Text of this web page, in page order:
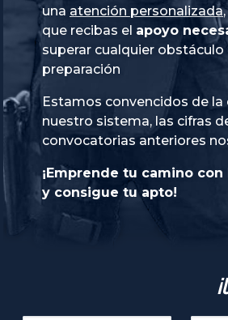
una atención personalizada
que recibas el apoyo
superar cualquier obstáculo
preparación
Estamos convencidos de la
nuestro sistema, las cifras
convocatorias anteriores
¡Emprende tu camino
y consigue tu apto!